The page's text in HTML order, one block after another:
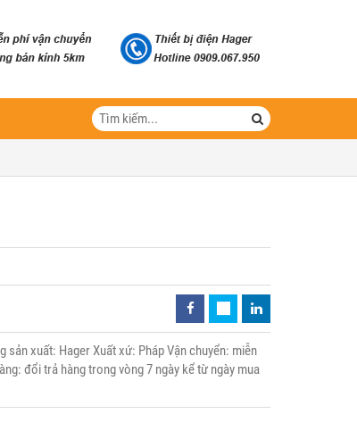
sản xuất: Hager Xuất xứ: Pháp Vận chuyển: miễn
đổi trả hàng trong vòng 7 ngày kể từ ngày mua